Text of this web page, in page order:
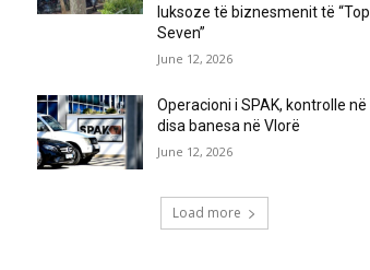
luksoze të biznesmenit të “Top
Seven”
June 12, 2026
Operacioni i SPAK, kontrolle në
disa banesa në Vlorë
June 12, 2026
Load more